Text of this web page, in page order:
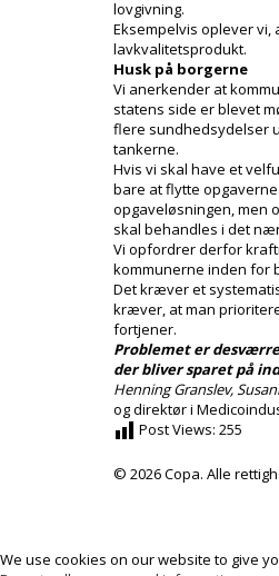
lovgivning.
Eksempelvis oplever
lavkvalitetsprodukt.
Husk på borgerne
Vi anerkender at
statens side er blevet
flere sundhedsydelser
tankerne.
Hvis vi skal have et
bare at flytte
opgaveløsningen, men
skal behandles i det
Vi opfordrer derfor
kommunerne inden for
Det kræver et
kræver, at man
fortjener.
Problemet er
der bliver sparet på
Henning Granslev,
og direktør i
Post Views: 255
© 2026 Copa. Alle
We use cookies on our website to give